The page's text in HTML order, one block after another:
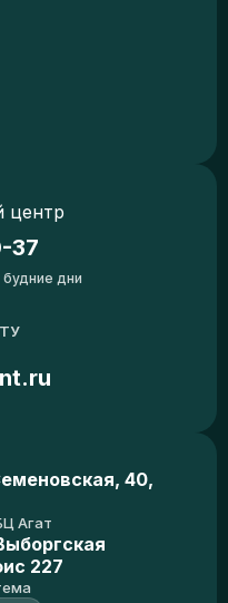
центр
37
дни
40,
Агат
227